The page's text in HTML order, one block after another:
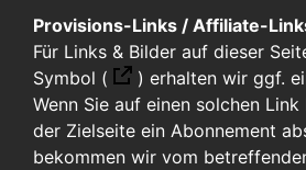
Provisions-Links / Affiliate-
Für Links & Bilder auf dieser
Symbol (
) erhalten wir ggf.
Wenn Sie auf einen solchen
der Zielseite ein Abonnement
bekommen wir vom